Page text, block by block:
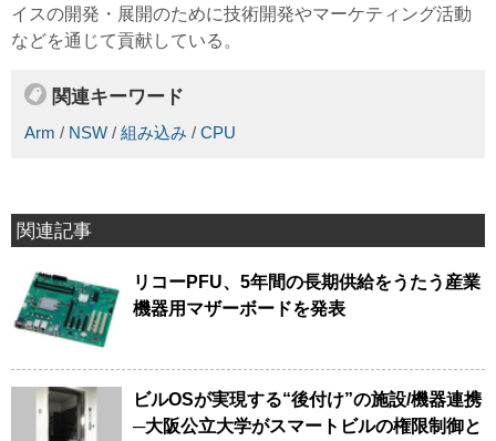
イスの開発・展開のために技術開発やマーケティング活動
などを通じて貢献している。
関連キーワード
Arm / NSW / 組み込み / CPU
関連記事
リコーPFU、5年間の長期供給をうたう産業
機器用マザーボードを発表
ビルOSが実現する“後付け”の施設/機器連携
─大阪公立大学がスマートビルの権限制御と